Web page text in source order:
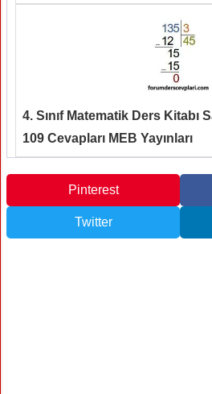
4. Sınıf Matematik Ders Kitabı
109 Cevapları MEB Yayınları
Pinterest
Twitter